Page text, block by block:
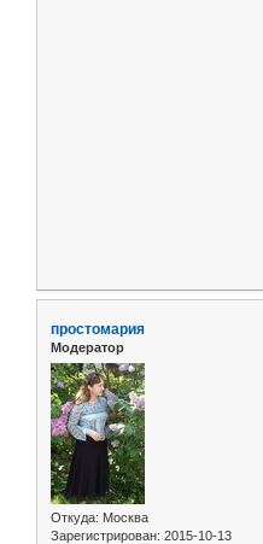
простомария
Модератор
Откуда: Москва
Зарегистрирован: 2015-10-13